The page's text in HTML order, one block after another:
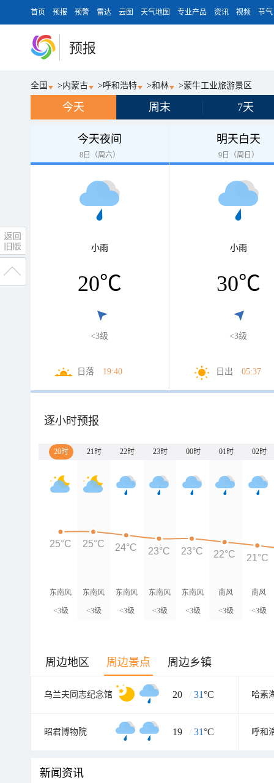
首页 预报 预警 雷达 云图 天气地图 专业产品 资讯 视频 节气
预报
全国 >内蒙古 >呼和浩特 >和林 >蒙牛工业旅游景区
今天 周末 7天
今天夜间
8日（周六）
小雨
20℃
<3级
日落 19:40
明天白天
9日（周日）
小雨
30℃
<3级
日出 05:37
逐小时预报
20时 21时 22时 23时 00时 01时 02时
东南风
<3级
东南风
<3级
东南风
<3级
东南风
<3级
东南风
<3级
南风
<3级
南风
<3级
25°C 25°C 24°C 23°C 23°C 22°C 21°C
周边地区 周边景点 周边乡镇
乌兰夫同志纪念馆 20 / 31°C 哈素
昭君博物院 19 / 31°C
新闻资讯